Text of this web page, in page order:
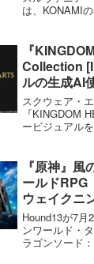
は、KONAMI
が、レベルア
何度も挑戦す
『
Collection
ルの生成AI
否定――不自
ミス」
スクウェア・エ
『KINGDOM
ービジュアル
ついて、問題
不自然な箇所
のだと...
『原神』
ールドRPG
ウェイクニ
進。価格
件超で約90
Hound13が7月
ンワールド・
ラゴンソード
Steamで好調